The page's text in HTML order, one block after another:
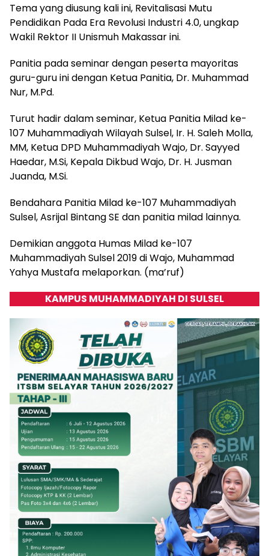
Tema yang diusung kali ini, Revitalisasi Mutu
Pendidikan Pada Era Revolusi Industri 4.0, ungkap
Wakil Rektor II Unismuh Makassar ini.
Panitia pada seminar dengan peserta mayoritas
guru-guru ini dengan Ketua Panitia, Dr. Muhammad
Nur, M.Pd.
Turut hadir dalam seminar, Ketua Panitia Milad ke-
107 Muhammadiyah Wilayah Sulsel, Ir. H. Saleh Molla,
MM, Ketua DPD Muhammadiyah Wajo, Dr. Sayyed
Haedar, M.Si, Kepala Dikbud Wajo, Dr. H. Jusman
Juanda, M.Si.
Bendahara Panitia Milad ke-107 Muhammadiyah
Sulsel, Asrijal Bintang SE dan panitia milad lainnya.
Demikian anggota Humas Milad ke-107
Muhammadiyah Sulsel 2019 di Wajo, Muhammad
Yahya Mustafa melaporkan. (ma’ruf)
KAMPUS MUHAMMADIYAH DI SULSEL